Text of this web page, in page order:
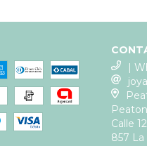
|
Calle
857 La